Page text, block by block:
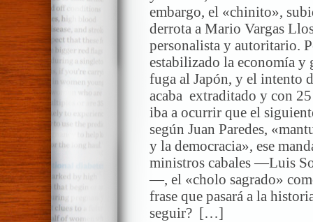
embargo, el «chinito»,
derrota a Mario Vargas
personalista y autoritario.
estabilizado la economía y
fuga al Japón, y el intento
acaba extraditado y con
iba a ocurrir que el
según Juan Paredes,
y la democracia», ese
ministros cabales —Luis
—, el «cholo sagrado»
frase que pasará a la
seguir? […]